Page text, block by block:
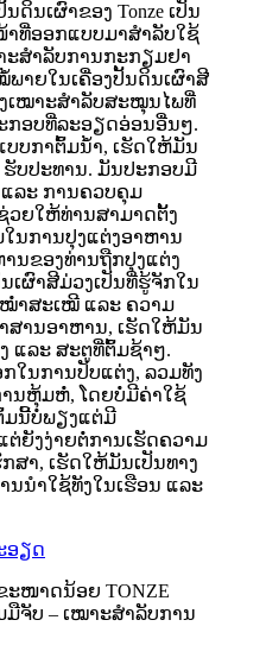
ດິນເຜົາຂອງ Tonze ເປັນ
າທີ່ອອກແບບມາສຳລັບໃຊ້
ະສຳລັບການກະກຽມຢາ
າຍໃນເຄື່ອງປັ້ນດິນເຜົາສີ
ເໝາະສຳລັບສະໝຸນໄພທີ່
ກອບທີ່ລະອຽດອ່ອນອື່ນໆ.
ບກາຕົ້ມນ້ຳ, ເຮັດໃຫ້ມັນ
ບປະທານ. ມັນປະກອບມີ
ແລະ ການຄວບຄຸມ
ວຍໃຫ້ທ່ານສາມາດຕັ້ງ
ນການປຸງແຕ່ງອາຫານ
ນຂອງທ່ານຖືກປຸງແຕ່ງ
ເຜົາສີມ່ວງເປັນທີ່ຮູ້ຈັກໃນ
າສະເໝີ ແລະ ຄວາມ
ສານອາຫານ, ເຮັດໃຫ້ມັນ
ແລະ ສະຕູທີ່ຕົ້ມຊ້າໆ.
ກໃນການປັບແຕ່ງ, ລວມທັງ
ນຫຸ້ມຫໍ່, ໂດຍບໍ່ມີຄ່າໃຊ້
ມນີ້ບໍ່ພຽງແຕ່ມີ
ຕ່ຍັງງ່າຍຕໍ່ການເຮັດຄວາມ
ສາ, ເຮັດໃຫ້ມັນເປັນທາງ
ນນຳໃຊ້ທັງໃນເຮືອນ ແລະ
ອຽດ